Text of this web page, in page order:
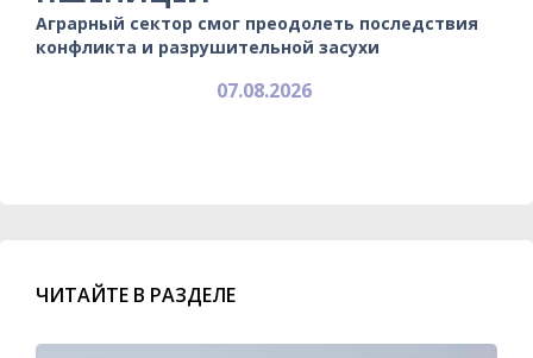
Аграрный сектор смог преодолеть последствия
конфликта и разрушительной засухи
07.08.2026
ЧИТАЙТЕ В РАЗДЕЛЕ